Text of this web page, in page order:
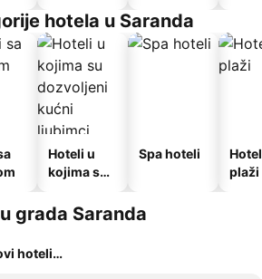
hotela u Saranda
Hoteli u
kojima su
kućni
ljubimci
Spa hoteli
plaži
grada Saranda
hoteli…